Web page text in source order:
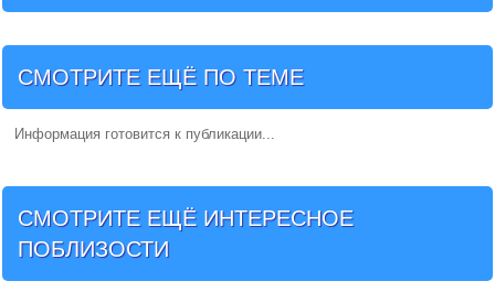
СМОТРИТЕ ЕЩЁ ПО ТЕМЕ
Информация готовится к публикации...
СМОТРИТЕ ЕЩЁ ИНТЕРЕСНОЕ
ПОБЛИЗОСТИ